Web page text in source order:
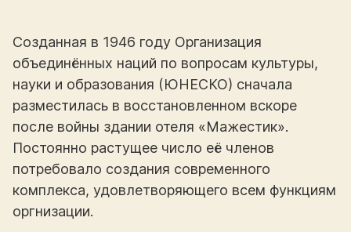
Созданная в 1946 году Организация
объединённых наций по вопросам культуры,
науки и образования (ЮНЕСКО) сначала
разместилась в восстановленном вскоре
после войны здании отеля «Мажестик».
Постоянно растущее число её членов
потребовало создания современного
комплекса, удовлетворяющего всем функциям
оргнизации.